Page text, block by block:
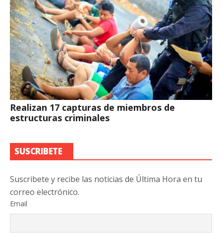
Realizan 17 capturas de miembros de
estructuras criminales
SUSCRIBETE
Suscribete y recibe las noticias de Última Hora en tu
correo electrónico.
Email